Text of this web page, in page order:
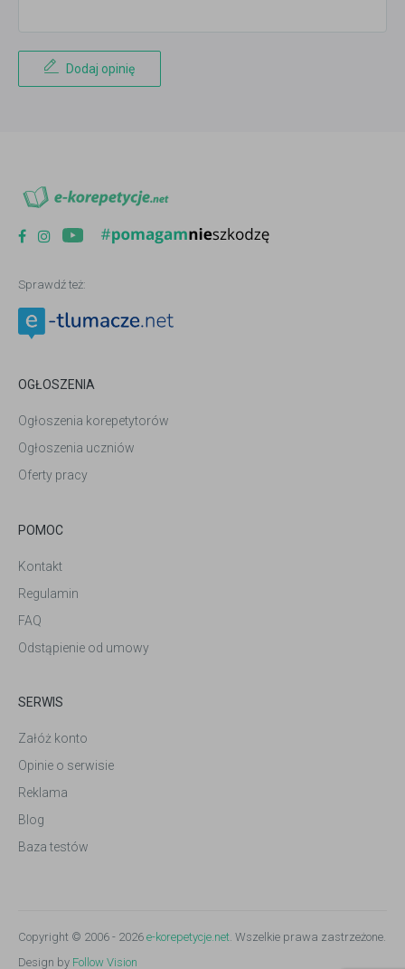
Dodaj opinię
Sprawdź też:
OGŁOSZENIA
Ogłoszenia korepetytorów
Ogłoszenia uczniów
Oferty pracy
POMOC
Kontakt
Regulamin
FAQ
Odstąpienie od umowy
SERWIS
Załóż konto
Opinie o serwisie
Reklama
Blog
Baza testów
Copyright © 2006 - 2026 e-korepetycje.net. Wszelkie prawa zastrzeżone.
Design by Follow Vision